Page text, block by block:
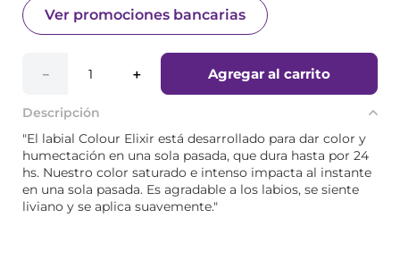
Ver promociones bancarias
＋
－ Agregar al carrito
Descripción
"El labial Colour Elixir está desarrollado para dar color y
humectación en una sola pasada, que dura hasta por 24
hs. Nuestro color saturado e intenso impacta al instante
en una sola pasada. Es agradable a los labios, se siente
liviano y se aplica suavemente."